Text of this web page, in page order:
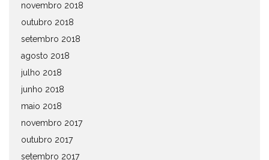
novembro 2018
outubro 2018
setembro 2018
agosto 2018
julho 2018
junho 2018
maio 2018
novembro 2017
outubro 2017
setembro 2017